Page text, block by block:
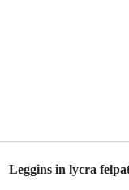
Leggins in lycra